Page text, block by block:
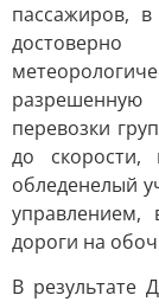
пассажиров,
перевозки
до
обледенелый
управлением,
дороги на
В результате